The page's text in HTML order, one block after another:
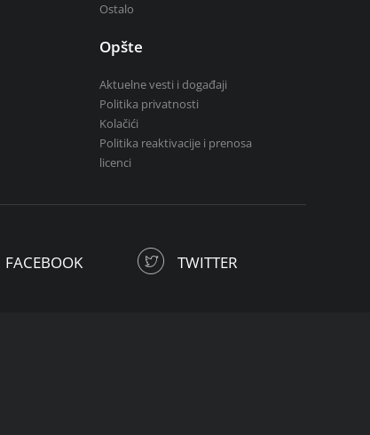
Ostalo
Opšte
Aktuelne vesti i događaji
Politika privatnosti
Kolačići
Politika reaktivacije i prenosa
licenci
FACEBOOK TWITTER